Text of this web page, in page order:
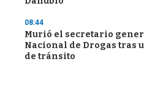
08:44
Murió el secretario
Nacional de Drogas tras
de tránsito